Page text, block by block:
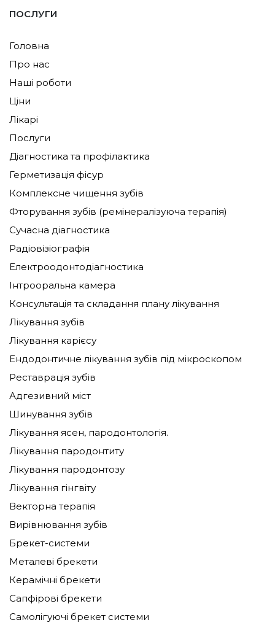
остеопорозом;
дисфункцією щитовидної залози.
У всіх інших випадках процедура абсолютно
безпечна.
Які препарати
використовуємо?
Для відновлення пошкоджених тканин
застосовуються спеціальні препарати:
лак з вмістом фтору;
ремінералізующий гель для збереження
розчин для електрофорезу і аплікацій;
порошкоподібний ремадент;
диски з фтором.
У перелік препаратів входять медикаменти
без вмісту фтору.
Як виконуємо
ремінералізацію
Технологій виконання процедури стільки ж,
емаль. Найпростіший спосіб - аплікації з
використанням зміцнюючого розчину.
Алгоритм:
зуби очищаються від нальоту і каменю;
нанесення препарату;
покриття фторлаком.
Використання магній-кальцієвого комплексу
вимагає додаткового етапу - покриття емалі
гидроокисью кальцію міді. Він виконується
Від закінчення процедури до момента
ПОСЛУГИ
Головна
Про нас
Наші роботи
Ціни
Лікарі
Послуги
Діагностика та профілактика
Герметизація фісур
Комплексне чищення зубів
Фторування зубів (ремінералізуюча терапія)
Сучасна діагностика
Радіовізіографія
Електроодонтодіагностика
Інтрооральна камера
Консультація та складання плану лікування
Лікування зубів
Лікування карієсу
Ендодонтичне лікування зубів під мікроскопом
Реставрація зубів
Адгезивний міст
Шинування зубів
Лікування ясен, пародонтологія.
Лікування пародонтиту
Лікування пародонтозу
Лікування гінгвіту
Векторна терапія
Вирівнювання зубів
Брекет-системи
Металеві брекети
Керамічні брекети
Сапфірові брекети
Самолігуючі брекет системи